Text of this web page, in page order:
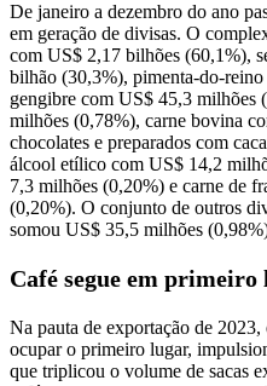
De janeiro a dezembro do ano
em geração de divisas. O
com US$ 2,17 bilhões (60,1%),
bilhão (30,3%), pimenta-do-
gengibre com US$ 45,3 milhões
milhões (0,78%), carne bovina
chocolates e preparados com
álcool etílico com US$ 14,2
7,3 milhões (0,20%) e carne de
(0,20%). O conjunto de outros
somou US$ 35,5 milhões
Café segue em primeiro
Na pauta de exportação de
ocupar o primeiro lugar,
que triplicou o volume de sacas